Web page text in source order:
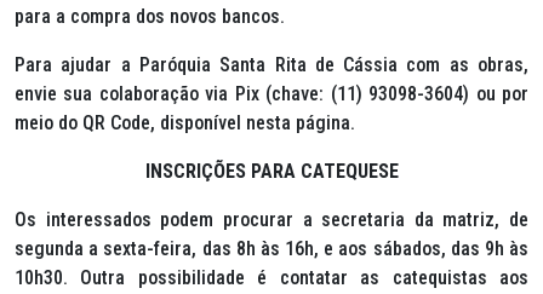
para a compra dos novos bancos.
Para ajudar a Paróquia Santa Rita de Cássia com as obras,
envie sua colaboração via Pix (chave: (11) 93098-3604) ou por
meio do QR Code, disponível nesta página.
INSCRIÇÕES PARA CATEQUESE
Os interessados podem procurar a secretaria da matriz, de
segunda a sexta-feira, das 8h às 16h, e aos sábados, das 9h às
10h30. Outra possibilidade é contatar as catequistas aos